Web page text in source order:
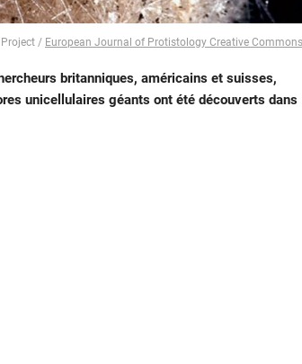
/ European Journal of Protistology Creative Commons
britanniques, américains et suisses,
unicellulaires géants ont été découverts dans